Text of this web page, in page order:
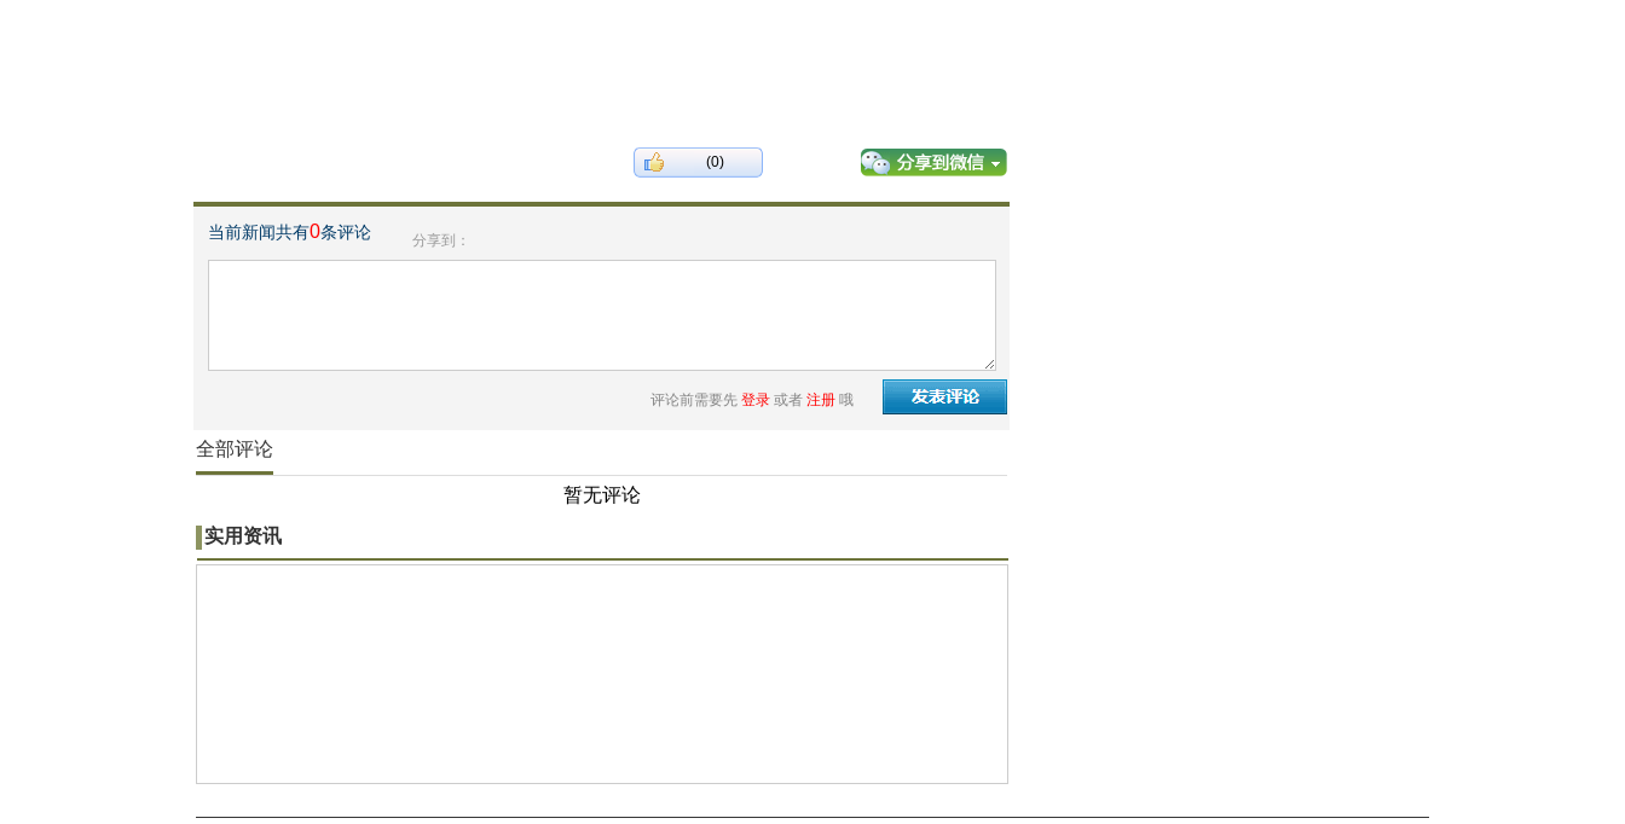
(0)
当前新闻共有0条评论 分享到：
评论前需要先 登录 或者 注册 哦
全部评论
暂无评论
实用资讯